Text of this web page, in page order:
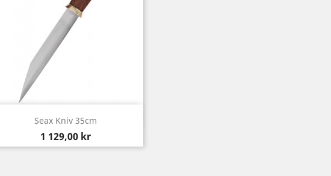
Seax Kniv 35cm
Pris
1 129,00 kr
Snabbvy